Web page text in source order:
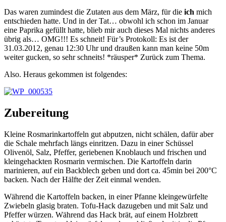
Das waren zumindest die Zutaten aus dem März, für die ich mich
entschieden hatte. Und in der Tat… obwohl ich schon im Januar
eine Paprika gefüllt hatte, blieb mir auch dieses Mal nichts anderes
übrig als… OMG!!! Es schneit! Für’s Protokoll: Es ist der
31.03.2012, genau 12:30 Uhr und draußen kann man keine 50m
weiter gucken, so sehr schneits! *räusper* Zurück zum Thema.
Also. Heraus gekommen ist folgendes:
Zubereitung
Kleine Rosmarinkartoffeln gut abputzen, nicht schälen, dafür aber
die Schale mehrfach längs einritzen. Dazu in einer Schüssel
Olivenöl, Salz, Pfeffer, geriebenen Knoblauch und frischen und
kleingehackten Rosmarin vermischen. Die Kartoffeln darin
marinieren, auf ein Backblech geben und dort ca. 45min bei 200°C
backen. Nach der Hälfte der Zeit einmal wenden.
Während die Kartoffeln backen, in einer Pfanne kleingewürfelte
Zwiebeln glasig braten. Tofu-Hack dazugeben und mit Salz und
Pfeffer würzen. Während das Hack brät, auf einem Holzbrett